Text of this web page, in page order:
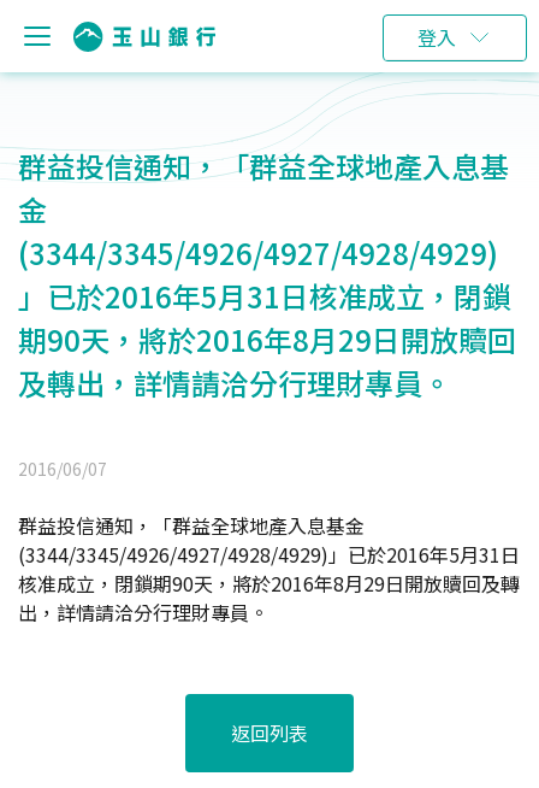
登入
群益投信通知，「群益全球地產入息基
金
(3344/3345/4926/4927/4928/4929)
」已於2016年5月31日核准成立，閉鎖
期90天，將於2016年8月29日開放贖回
及轉出，詳情請洽分行理財專員。
2016/06/07
群益投信通知，「群益全球地產入息基金
(3344/3345/4926/4927/4928/4929)」已於2016年5月31日
核准成立，閉鎖期90天，將於2016年8月29日開放贖回及轉
出，詳情請洽分行理財專員。
返回列表